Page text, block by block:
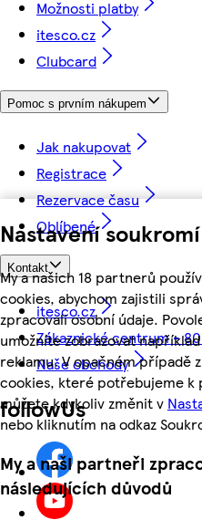
Nastavení
My a našich 18 partnerů
cookies, abychom zajistili
zpracovali osobní údaje.
umožníte zobrazovat
reklamu. V opačném případě
cookies, které potřebujeme k
můžete kdykoliv změnit v
nebo kliknutím na odkaz
My a naši partneři
následujících důvodů
Možnosti platby
itesco.cz
Clubcard
Pomoc s prvním nákupem
Jak nakupovat
Registrace
Rezervace času
Oblíbené
Kontakt
itesco.cz
Zákaznické centrum -
Naše obchody
followUs